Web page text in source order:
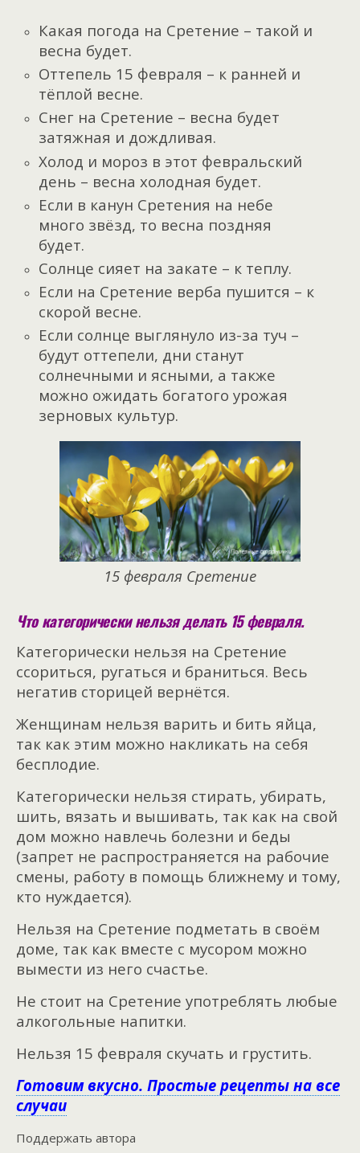
Какая погода на Сретение – такой и
весна будет.
Оттепель 15 февраля – к ранней и
тёплой весне.
Снег на Сретение – весна будет
затяжная и дождливая.
Холод и мороз в этот февральский
день – весна холодная будет.
Если в канун Сретения на небе
много звёзд, то весна поздняя
будет.
Солнце сияет на закате – к теплу.
Если на Сретение верба пушится – к
скорой весне.
Если солнце выглянуло из-за туч –
будут оттепели, дни станут
солнечными и ясными, а также
можно ожидать богатого урожая
зерновых культур.
15 февраля Сретение
Что категорически нельзя делать 15 февраля.
Категорически нельзя на Сретение
ссориться, ругаться и браниться. Весь
негатив сторицей вернётся.
Женщинам нельзя варить и бить яйца,
так как этим можно накликать на себя
бесплодие.
Категорически нельзя стирать, убирать,
шить, вязать и вышивать, так как на свой
дом можно навлечь болезни и беды
(запрет не распространяется на рабочие
смены, работу в помощь ближнему и тому,
кто нуждается).
Нельзя на Сретение подметать в своём
доме, так как вместе с мусором можно
вымести из него счастье.
Не стоит на Сретение употреблять любые
алкогольные напитки.
Нельзя 15 февраля скучать и грустить.
Готовим вкусно. Простые рецепты на все
случаи
Поддержать автора